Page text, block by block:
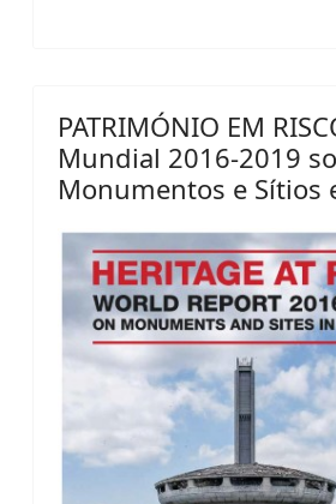
PATRIMÓNIO EM
Mundial 2016-2019
Monumentos e Sítios